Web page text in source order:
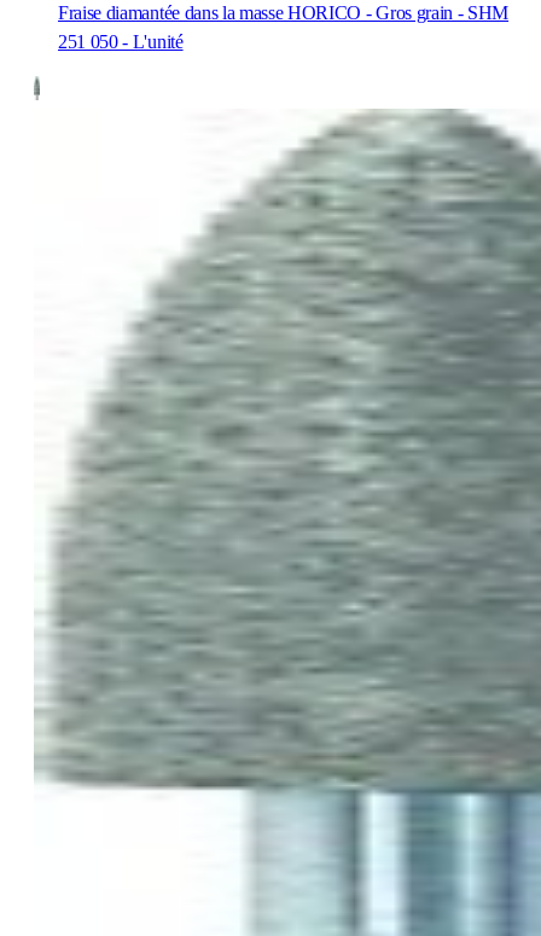
Fraise diamantée dans la masse HORICO - Gros grain - SHM
251 050 - L'unité